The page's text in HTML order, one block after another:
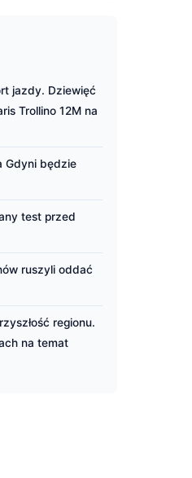
jazdy. Dziewięć
Trollino 12M na
Gdyni będzie
test przed
ruszyli oddać
regionu.
na temat